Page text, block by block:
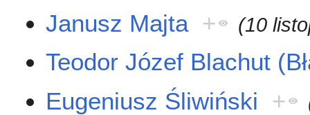
Janusz Majta + (10
Teodor Józef Blachut
Eugeniusz Śliwiński
+